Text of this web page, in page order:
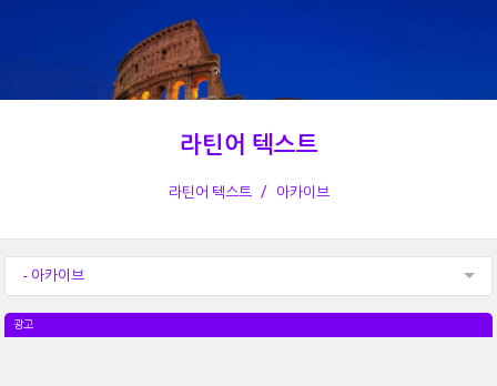
라틴어 텍스트
라틴어 텍스트 아카이브
- 아카이브
광고